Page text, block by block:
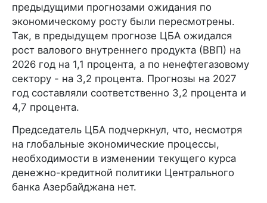
предыдущими прогнозами ожидания по
экономическому росту были пересмотрены.
Так, в предыдущем прогнозе ЦБА ожидался
рост валового внутреннего продукта (ВВП) на
2026 год на 1,1 процента, а по ненефтегазовому
сектору - на 3,2 процента. Прогнозы на 2027
год составляли соответственно 3,2 процента и
4,7 процента.
Председатель ЦБА подчеркнул, что, несмотря
на глобальные экономические процессы,
необходимости в изменении текущего курса
денежно-кредитной политики Центрального
банка Азербайджана нет.